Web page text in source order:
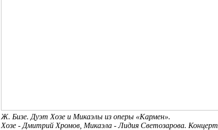
Ж. Бизе. Дуэт Хозе и Микаэлы из оперы «Кармен».
Хозе - Дмитрий Хромов, Микаэла - Лидия Светозарова.